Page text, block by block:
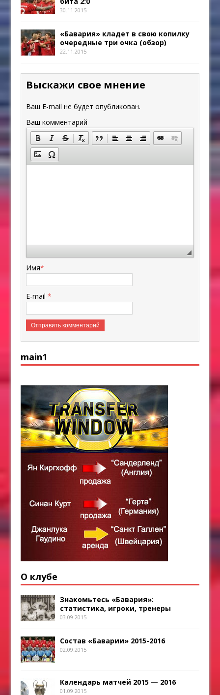
30.11.2015
«Бавария» кладет в свою копилку
очередные три очка (обзор)
22.11.2015
Выскажи свое мнение
Ваш E-mail не будет опубликован.
Ваш комментарий
Имя*
E-mail*
main1
О клубе
Знакомьтесь «Бавария»:
статистика, игроки, тренеры
03.09.2015
Состав «Баварии» 2015-2016
02.09.2015
Календарь матчей 2015 — 2016
01.09.2015